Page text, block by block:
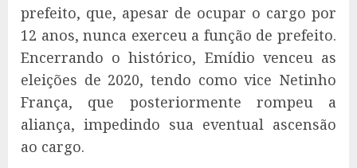
prefeito, que, apesar de ocupar o cargo por
12 anos, nunca exerceu a função de prefeito.
Encerrando o histórico, Emídio venceu as
eleições de 2020, tendo como vice Netinho
França, que posteriormente rompeu a
aliança, impedindo sua eventual ascensão
ao cargo.